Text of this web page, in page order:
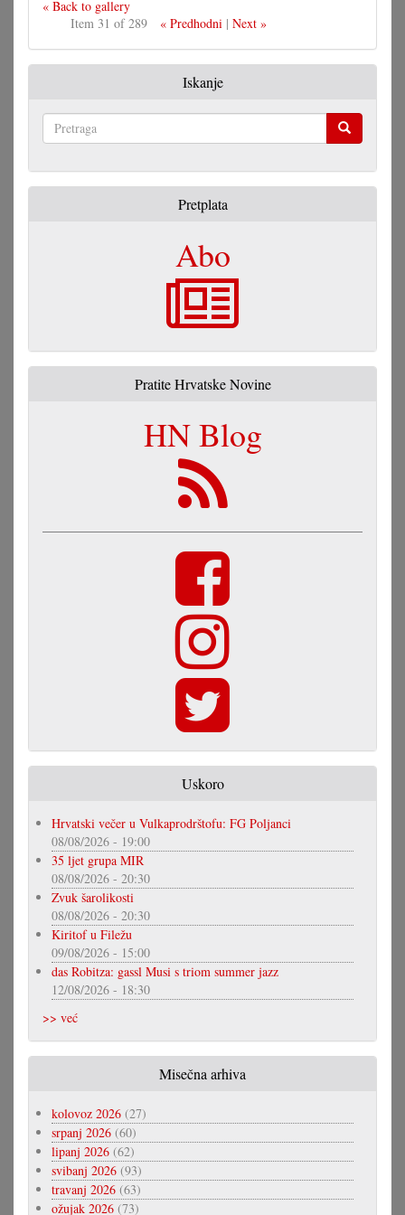
« Back to gallery
Item 31 of 289
« Predhodni| Next »
Iskanje
Pretplata
Abo
Pratite Hrvatske Novine
HN Blog
Uskoro
Hrvatski večer u Vulkaprodrštofu: FG Poljanci
08/08/2026 - 19:00
35 ljet grupa MIR
08/08/2026 - 20:30
Zvuk šarolikosti
08/08/2026 - 20:30
Kiritof u Filežu
09/08/2026 - 15:00
das Robitza: gassl Musi s triom summer jazz
12/08/2026 - 18:30
>> već
Misečna arhiva
kolovoz 2026 (27)
srpanj 2026 (60)
lipanj 2026 (62)
svibanj 2026 (93)
travanj 2026 (63)
ožujak 2026 (73)